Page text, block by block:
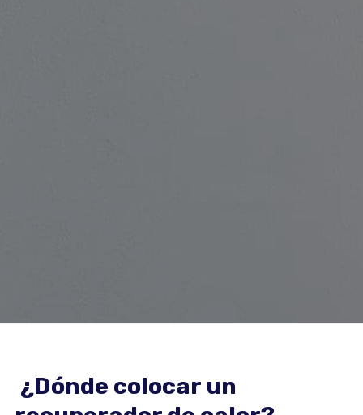
¿Dónde colocar un